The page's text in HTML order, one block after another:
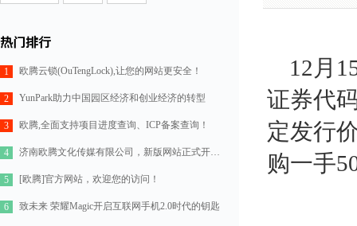
热门排行
1 欧腾云锁(OuTengLock),让您的网站更安全！
2 YunPark助力中国园区经济和创业经济的转型
3 欧腾,全面支持项目进度查询、ICP备案查询！
4 济南欧腾文化传媒有限公司，新版网站正式开通！
5 [欧腾]官方网站，欢迎您的访问！
6 致未来 荣耀Magic开启互联网手机2.0时代的钥匙
12月
证券代
定发行
购一手